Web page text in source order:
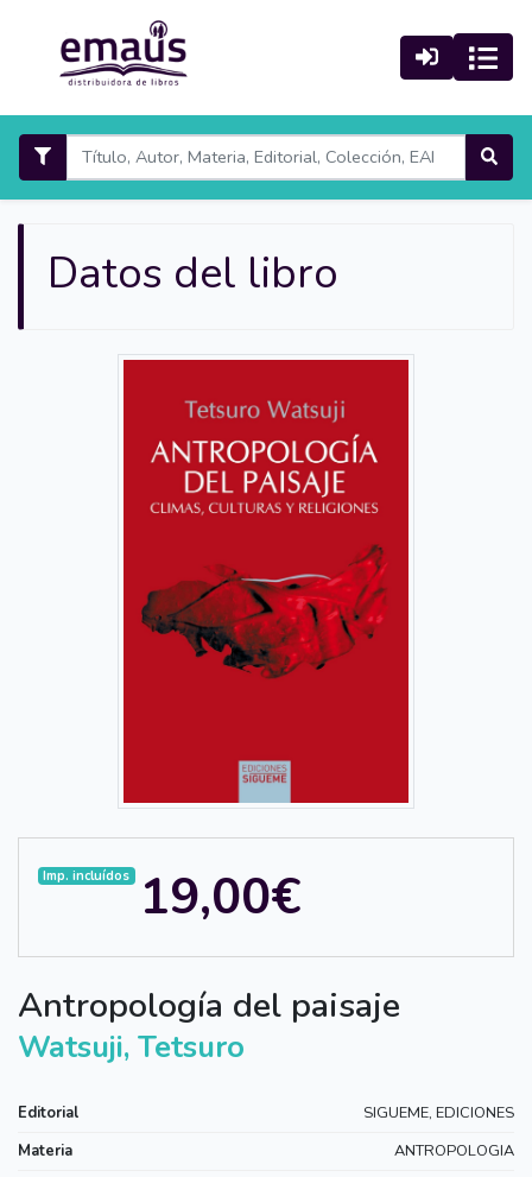
Datos del libro
Antropología del paisaje
Watsuji, Tetsuro
Editorial
SIGUEME, EDICIONES
Materia
ANTROPOLOGIA
Imp. incluídos 19,00€